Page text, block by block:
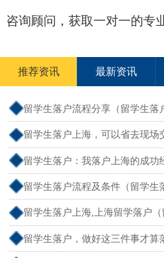
咨询顾问，获取一对一的专
推荐资讯 最新资讯
留学生落户流程分享（留学生落
留学生落户上海，可以省去现
递交材料可以自己去吗）
留学生落户：我落户上海的成功
吗）
留学生落户流程及条件（留学生
留学生落户上海,上海留学落户
策政策）
留学生落户，做好这三件事才算